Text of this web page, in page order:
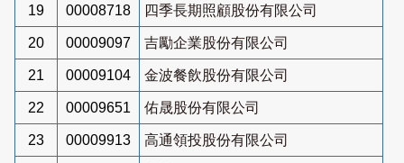
19 00008718 四季長期照顧股份有限公司
20 00009097 吉勵企業股份有限公司
21 00009104 金波餐飲股份有限公司
22 00009651 佑晟股份有限公司
23 00009913 高通領投股份有限公司